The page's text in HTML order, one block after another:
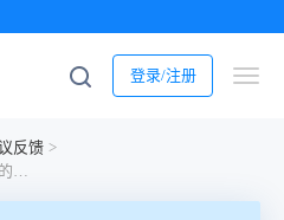
登录/注册
反馈 >
禅道每日提醒，为什么已经关闭的Bug还会不停发送邮件提醒